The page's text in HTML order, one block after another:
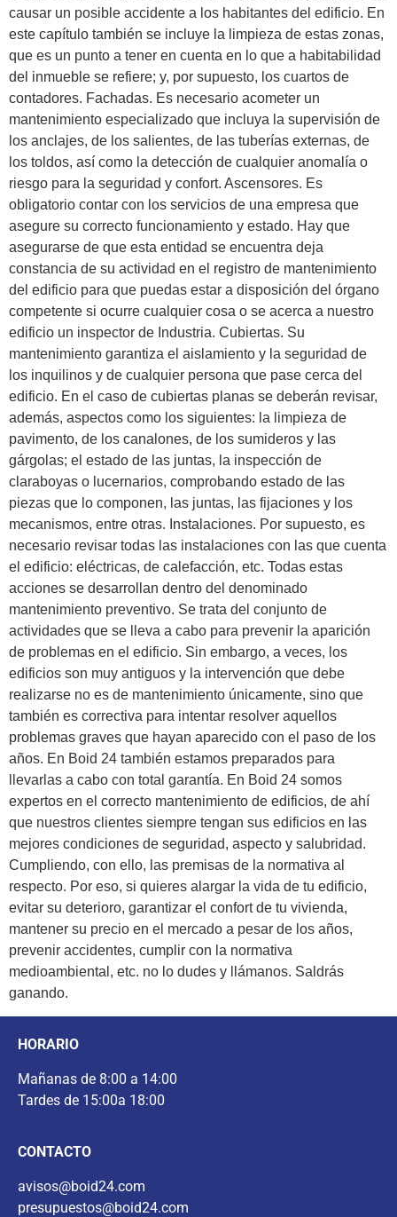
causar un posible accidente a los habitantes del edificio. En
este capítulo también se incluye la limpieza de estas zonas,
que es un punto a tener en cuenta en lo que a habitabilidad
del inmueble se refiere; y, por supuesto, los cuartos de
contadores. Fachadas. Es necesario acometer un
mantenimiento especializado que incluya la supervisión de
los anclajes, de los salientes, de las tuberías externas, de
los toldos, así como la detección de cualquier anomalía o
riesgo para la seguridad y confort. Ascensores. Es
obligatorio contar con los servicios de una empresa que
asegure su correcto funcionamiento y estado. Hay que
asegurarse de que esta entidad se encuentra deja
constancia de su actividad en el registro de mantenimiento
del edificio para que puedas estar a disposición del órgano
competente si ocurre cualquier cosa o se acerca a nuestro
edificio un inspector de Industria. Cubiertas. Su
mantenimiento garantiza el aislamiento y la seguridad de
los inquilinos y de cualquier persona que pase cerca del
edificio. En el caso de cubiertas planas se deberán revisar,
además, aspectos como los siguientes: la limpieza de
pavimento, de los canalones, de los sumideros y las
gárgolas; el estado de las juntas, la inspección de
claraboyas o lucernarios, comprobando estado de las
piezas que lo componen, las juntas, las fijaciones y los
mecanismos, entre otras. Instalaciones. Por supuesto, es
necesario revisar todas las instalaciones con las que cuenta
el edificio: eléctricas, de calefacción, etc. Todas estas
acciones se desarrollan dentro del denominado
mantenimiento preventivo. Se trata del conjunto de
actividades que se lleva a cabo para prevenir la aparición
de problemas en el edificio. Sin embargo, a veces, los
edificios son muy antiguos y la intervención que debe
realizarse no es de mantenimiento únicamente, sino que
también es correctiva para intentar resolver aquellos
problemas graves que hayan aparecido con el paso de los
años. En Boid 24 también estamos preparados para
llevarlas a cabo con total garantía. En Boid 24 somos
expertos en el correcto mantenimiento de edificios, de ahí
que nuestros clientes siempre tengan sus edificios en las
mejores condiciones de seguridad, aspecto y salubridad.
Cumpliendo, con ello, las premisas de la normativa al
respecto. Por eso, si quieres alargar la vida de tu edificio,
evitar su deterioro, garantizar el confort de tu vivienda,
mantener su precio en el mercado a pesar de los años,
prevenir accidentes, cumplir con la normativa
medioambiental, etc. no lo dudes y llámanos. Saldrás
ganando.
HORARIO
Mañanas de 8:00 a 14:00
Tardes de 15:00a 18:00
CONTACTO
avisos@boid24.com
presupuestos@boid24.com